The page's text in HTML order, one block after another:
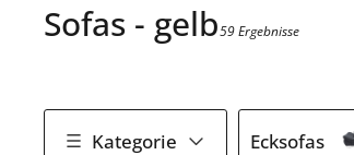
Sofas - gelb59 Ergebnisse
Kategorie Ecksofas